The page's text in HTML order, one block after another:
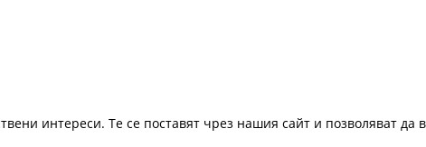
интереси. Те се поставят чрез нашия сайт и позволяват да